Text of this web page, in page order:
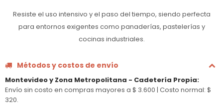
Resiste el uso intensivo y el paso del tiempo, siendo perfecta
para entornos exigentes como panaderías, pastelerías y
cocinas industriales.
Métodos y costos de envío
Montevideo y Zona Metropolitana - Cadetería Propia:
Envío sin costo en compras mayores a $ 3.600 | Costo normal: $
320.